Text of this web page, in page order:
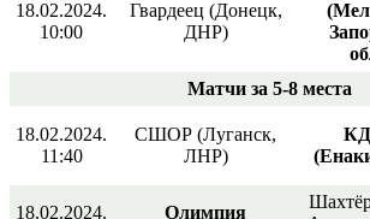
18.02.2024.
10:00
Гвардеец (Донецк,
ДНР)
Матчи за 5-8 места
18.02.2024.
11:40
СШОР (Луганск,
ЛНР)
18.02.2024. Олимпия